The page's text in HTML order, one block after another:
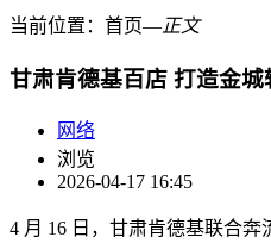
当前位置： 首页―正文
甘肃肯德基百店 打造金
网络
浏览
2026-04-17 16:45
4 月 16 日，甘肃肯德基联合